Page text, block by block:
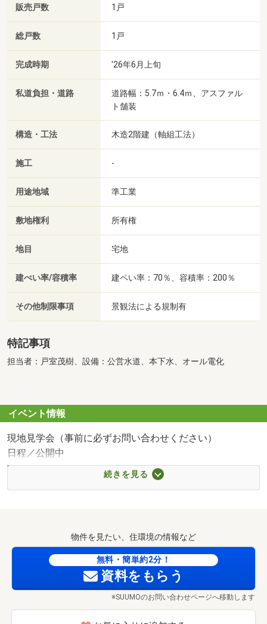
販売戸数 1戸
総戸数 1戸
完成時期 '26年6月上旬
私道負担・道路
道路幅：5.7ｍ・6.4ｍ、アスファル
ト舗装
構造・工法 木造2階建（軸組工法）
施工 -
用途地域 準工業
敷地権利 所有権
地目 宅地
建ぺい率/容積率 建ペい率：70％、容積率：200％
その他制限事項 景観法による規制有
特記事項
担当者：戸室茂樹、設備：公営水道、本下水、オール電化
イベント情報
現地見学会（事前に必ずお問い合わせください）
日程／公開中
時間／9:00～20:00
□■□■□■□■□■□■□■□■□■□■□■□■□■□■□■□■
☆ご希望の日時をお知らせください。お客様のご希望の日
時でご対応させて頂きます。
☆土日はもちろん、平日、夕方からのご見学も大歓迎で
す！
続きを見る
物件を見たい、住環境の情報など
無料・簡単約2分！
資料をもらう
※SUUMOのお問い合わせページへ移動します